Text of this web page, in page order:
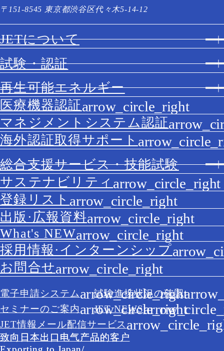
〒151-8545 東京都渋谷区代々木5-14-12
JETについて
サステナビリティ
登録リスト
出版·広報資料
What's NEW
採用情報·インターンシップ
お問合せ
試験・認証
再生可能エネルギー
医療機器認証
マネジメントシステム認証
海外認証取得サポート
総合支援サービス・技能試験
電子申請システム
試験進捗状況の確認
セミナーのご案内
JET NEWS
JET情報メール配信サービス
致向日本出口电气产品的客户